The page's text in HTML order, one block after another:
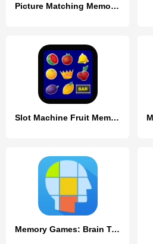
Picture Matching Memory Game
Slot Machine Fruit Memory A
Memory Games: Brain Training